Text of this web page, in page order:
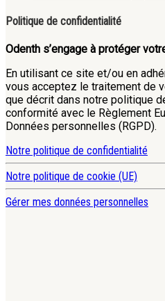
Politique de confidentialité
Odenth s’engage à protéger
En utilisant ce site et/ou en
vous acceptez le traitement de
que décrit dans notre politique
conformité avec le Règlement
Données personnelles (RGPD).
Notre politique de confidentialité
Notre politique de cookie (UE)
Gérer mes données personnelles